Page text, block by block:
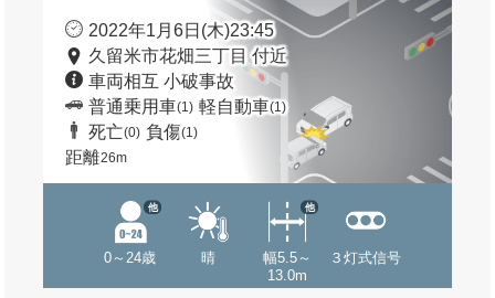
2022年1月6日(木)23:45
久留米市花畑三丁目 付近
車両相互 小破事故
普通乗用車(1) 軽自動車(1)
死亡(0) 負傷(1)
距離26m
0～24歳
他
晴
幅5.5～
13.0m
他
３灯式信号